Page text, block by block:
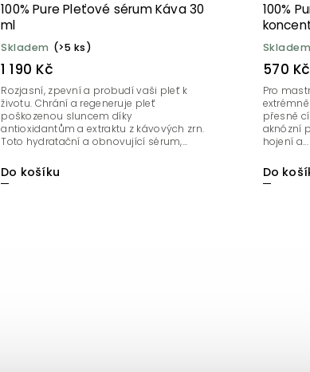
100% Pure Pleťové sérum Káva 30
ml
Skladem (>5 ks)
1 190 Kč
Do košíku
Rozjasní, zpevní a probudí vaši pleť k
životu. Chrání a regeneruje pleť
poškozenou sluncem díky
antioxidantům a extraktu z kávových zrn.
Toto hydratační a obnovující sérum,...
100%
Tree 10
Skladem
570 Kč
Do
Pro
přesně
aknózní
hojení a...